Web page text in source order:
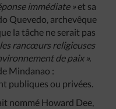
immédiate » et sa
Quevedo, archevêque
la tâche ne serait pas
rancœurs religieuses
de paix ».
Mindanao :
publiques ou privées.
nommé Howard Dee,